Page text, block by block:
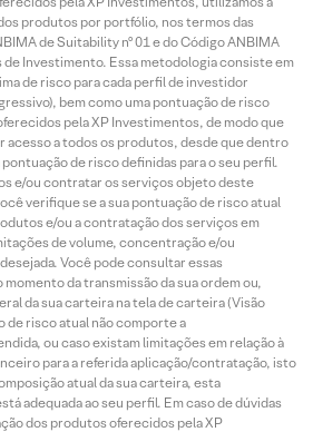
produtos por portfólio, nos termos das
de Suitability nº 01 e do Código ANBIMA
Investimento. Essa metodologia consiste em
de risco para cada perfil de investidor
bem como uma pontuação de risco
pela XP Investimentos, de modo que
acesso a todos os produtos, desde que dentro
de risco definidas para o seu perfil.
e/ou contratar os serviços objeto deste
verifique se a sua pontuação de risco atual
e/ou a contratação dos serviços em
de volume, concentração e/ou
Você pode consultar essas
da transmissão da sua ordem ou,
da sua carteira na tela de carteira (Visão
de risco atual não comporte a
ou caso existam limitações em relação à
para a referida aplicação/contratação, isto
atual da sua carteira, esta
adequada ao seu perfil. Em caso de dúvidas
dos produtos oferecidos pela XP